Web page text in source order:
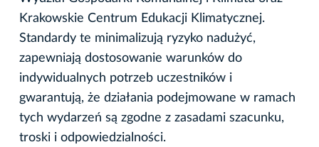
Krakowskie Centrum Edukacji Klimatycznej.
Standardy te minimalizują ryzyko nadużyć,
zapewniają dostosowanie warunków do
indywidualnych potrzeb uczestników i
gwarantują, że działania podejmowane w ramach
tych wydarzeń są zgodne z zasadami szacunku,
troski i odpowiedzialności.